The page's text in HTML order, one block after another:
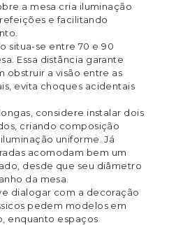
a mesa cria iluminação
refeições e facilitando
situa-se entre 70 e 90
Essa distância garante
obstruir a visão entre as
evita choques acidentais
considere instalar dois
criando composição
uniforme. Já
acomodam bem um
desde que seu diâmetro
da mesa.
dialogar com a decoração
pedem modelos em
enquanto espaços